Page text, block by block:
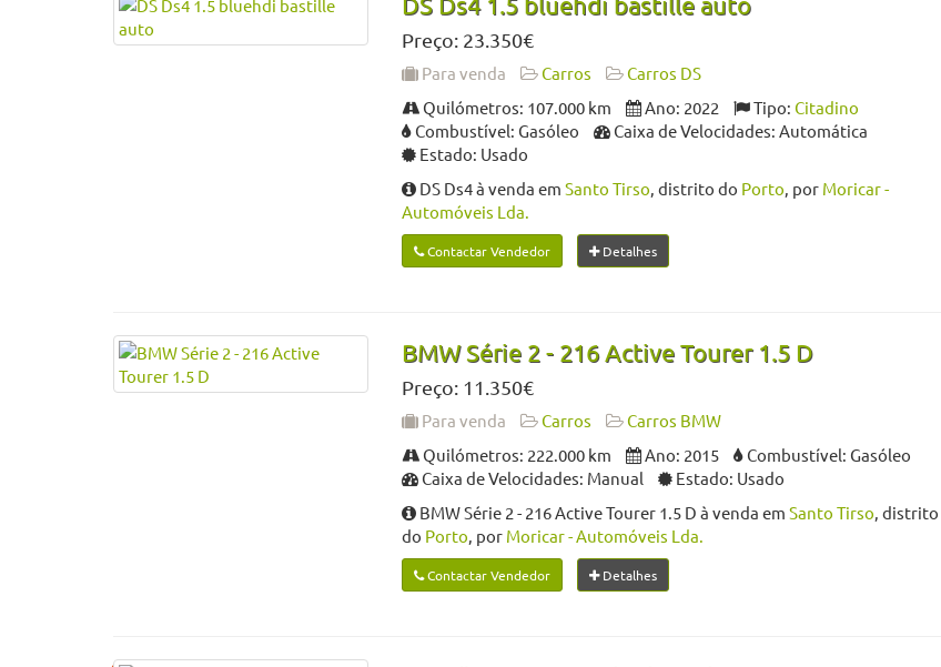
Preço: 23.350€
Para venda Carros
Carros DS
Quilómetros: 107.000 km
Ano: 2022 Tipo: Citadino
Combustível: Gasóleo
Caixa de Velocidades: Automática
Estado: Usado
DS Ds4 à venda em Santo Tirso, distrito do Porto, por Moricar -
Automóveis Lda.
Contactar Vendedor Detalhes
BMW Série 2 - 216 Active Tourer 1.5 D
Preço: 11.350€
Para venda Carros
Carros BMW
Quilómetros: 222.000 km
Ano: 2015
Combustível: Gasóleo
Caixa de Velocidades: Manual
Estado: Usado
BMW Série 2 - 216 Active Tourer 1.5 D à venda em Santo Tirso, distrito
do Porto, por Moricar - Automóveis Lda.
Contactar Vendedor Detalhes